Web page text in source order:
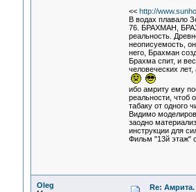
<< http://
В водах плавало
76. БРАХМАН,
реальность.
неописуемость,
него, Брахман
Брахма спит, и
человеческих
ибо амриту ему
реальности, чтоб
табаку от одного
Видимо
заодно
инструкции для
Фильм "13й этаж"
Oleg
Re: